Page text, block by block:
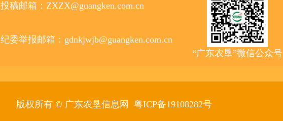
投稿邮箱：ZXZX@guangken.com.cn
纪委举报邮箱：gdnkjwjb@guangken.com.cn
“广东农垦”微信公众号
版权所有 © 广东农垦信息网 粤ICP备19108282号